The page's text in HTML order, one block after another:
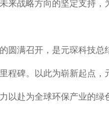
来战略方向的坚定支持，
圆满召开，是元琛科技
程碑。以此为崭新起点
以赴为全球环保产业的绿